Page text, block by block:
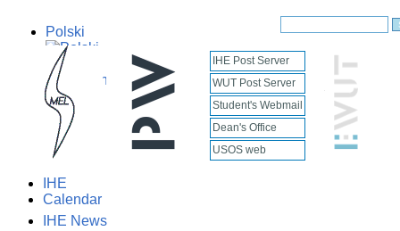
Polski
English
IHE Post Server
WUT Post Server
Student's Webmail
Dean's Office
USOS web
IHE
Calendar
IHE News